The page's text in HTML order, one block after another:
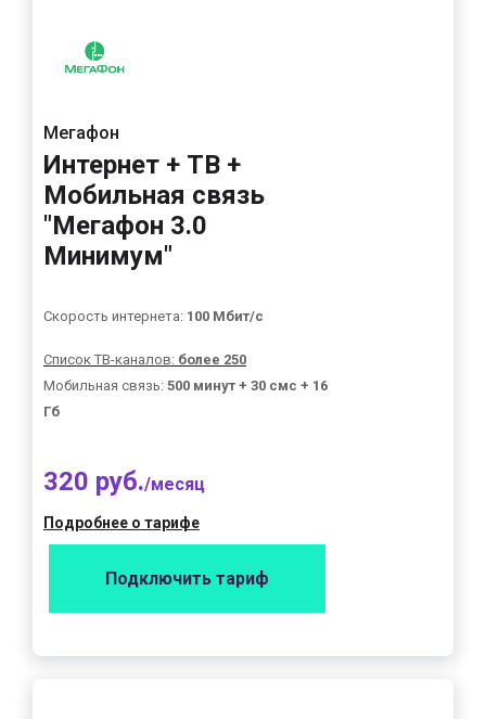
Мегафон
Интернет + ТВ +
Мобильная связь
"Мегафон 3.0
Минимум"
Скорость интернета: 100 Мбит/с
Список ТВ-каналов: более 250
Мобильная связь: 500 минут + 30 смс + 16
Гб
320 руб./месяц
Подробнее о тарифе
Подключить тариф